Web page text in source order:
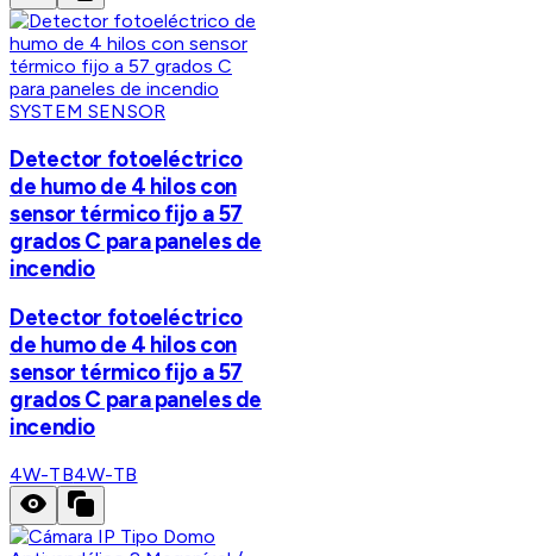
SYSTEM SENSOR
Detector fotoeléctrico
de humo de 4 hilos con
sensor térmico fijo a 57
grados C para paneles de
incendio
Detector fotoeléctrico
de humo de 4 hilos con
sensor térmico fijo a 57
grados C para paneles de
incendio
4W-TB4W-TB